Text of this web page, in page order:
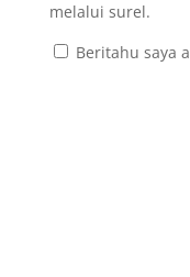
melalui surel.
Beritahu saya